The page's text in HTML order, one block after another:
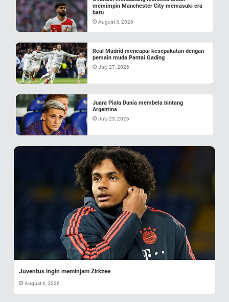
Juventus ingin meminjam Zirkzee
August 6, 2026
memimpin Manchester City memasuki era
baru
August 3, 2026
Real Madrid mencapai kesepakatan dengan
pemain muda Pantai Gading
July 27, 2026
Juara Piala Dunia membela bintang
Argentina
July 23, 2026